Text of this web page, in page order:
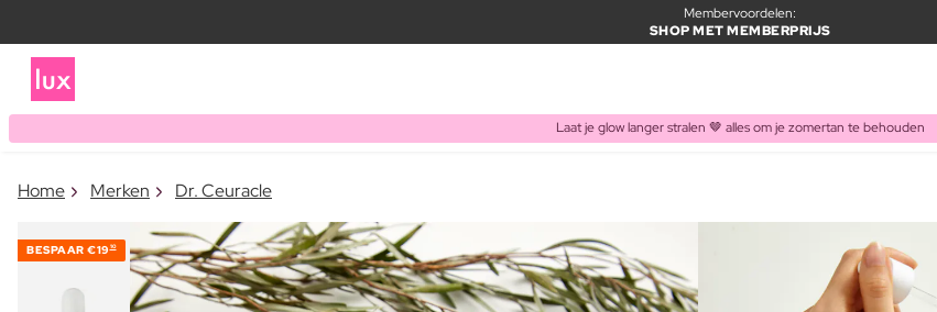
Membervoordelen:
SHOP MET MEMBERPRIJS
Laat je glow langer stralen 🤎 alles om je zomertan te behouden
Home Merken Dr. Ceuracle
BESPAAR €19 10